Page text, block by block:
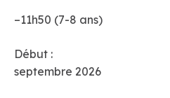
–11h50 (7-8 ans)
Début
septembre 2026